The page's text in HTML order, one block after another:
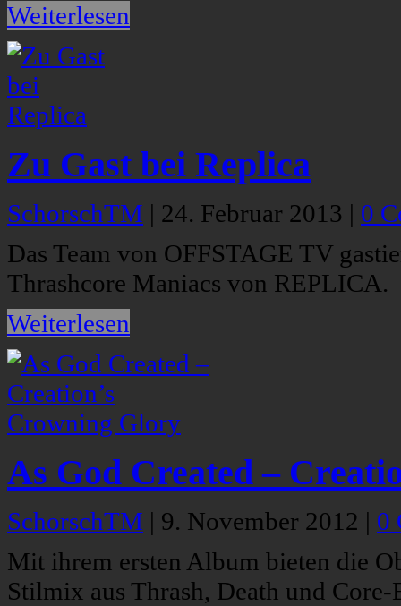
Weiterlesen
Zu Gast bei Replica
SchorschTM | 24. Februar 2013 | 0
Das Team von OFFSTAGE TV
Thrashcore Maniacs von REPLICA.
Weiterlesen
As God Created –
SchorschTM | 9. November 2012 | 0
Mit ihrem ersten Album bieten die
Stilmix aus Thrash, Death und Core-